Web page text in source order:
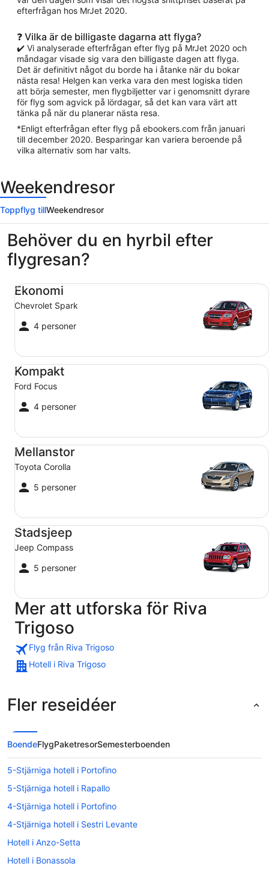
efterfrågan hos MrJet 2020.
❓ Vilka är de billigaste dagarna att flyga?
✔️ Vi analyserade efterfrågan efter flyg på MrJet 2020 och
måndagar visade sig vara den billigaste dagen att flyga.
Det är definitivt något du borde ha i åtanke när du bokar
nästa resa! Helgen kan verka vara den mest logiska tiden
att börja semester, men flygbiljetter var i genomsnitt dyrare
för flyg som agvick på lördagar, så det kan vara värt att
tänka på när du planerar nästa resa.
*Enligt efterfrågan efter flyg på ebookers.com från januari
till december 2020. Besparingar kan variera beroende på
vilka alternativ som har valts.
Weekendresor
Toppflyg tillWeekendresor
Behöver du en hyrbil efter
flygresan?
Ekonomi
Chevrolet Spark
4 personer
Ekonomi Chevrolet Spark
Kompakt
Ford Focus
4 personer
Kompakt Ford Focus
Mellanstor
Toyota Corolla
5 personer
Mellanstor Toyota Corolla
Stadsjeep
Jeep Compass
5 personer
Stadsjeep Jeep Compass
Mer att utforska för Riva
Trigoso
Flyg från Riva Trigoso
Hotell i Riva Trigoso
Fler reseidéer
BoendeFlygPaketresorSemesterboenden
5-Stjärniga hotell i Portofino
5-Stjärniga hotell i Rapallo
4-Stjärniga hotell i Portofino
4-Stjärniga hotell i Sestri Levante
Hotell i Anzo-Setta
Hotell i Bonassola